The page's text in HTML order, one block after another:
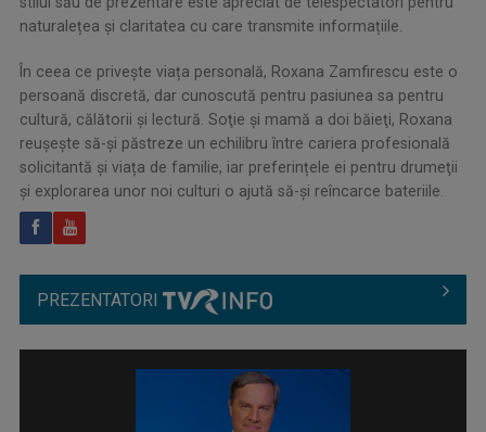
naturalețea şi claritatea cu care transmite informațiile.
În ceea ce priveşte viața personală, Roxana Zamfirescu este o
persoană discretă, dar cunoscută pentru pasiunea sa pentru
cultură, călătorii și lectură. Soţie şi mamă a doi băieţi, Roxana
reușește să-și păstreze un echilibru între cariera profesională
solicitantă și viața de familie, iar preferințele ei pentru drumeţii
și explorarea unor noi culturi o ajută să-și reîncarce bateriile.
PREZENTATORI